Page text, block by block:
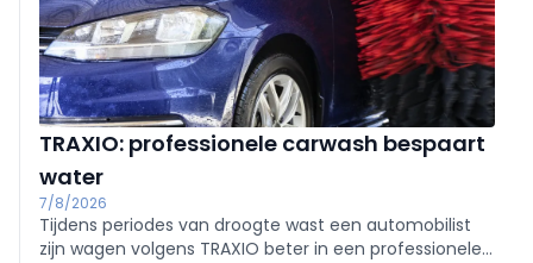
TRAXIO: professionele carwash bespaart
water
7/8/2026
Tijdens periodes van droogte wast een automobilist
zijn wagen volgens TRAXIO beter in een professionele